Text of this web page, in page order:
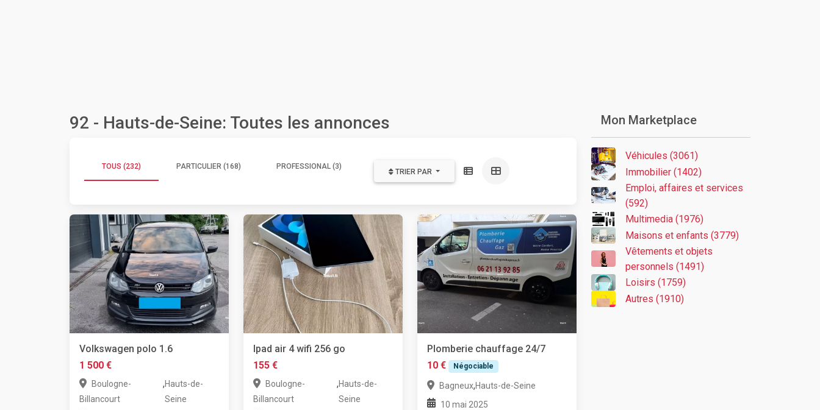
92 - Hauts-de-Seine: Toutes les annonces
TOUS (232) PARTICULIER (168) PROFESSIONAL (3)
TRIER PAR
Volkswagen polo 1.6
1 500 €
Boulogne-
Billancourt
,Hauts-de-
Seine
Ipad air 4 wifi 256 go
155 €
Boulogne-
Billancourt
,Hauts-de-
Seine
Plomberie chauffage 24/7
10 €
Négociable
Bagneux,Hauts-de-Seine
10 mai 2025
Mon Marketplace
Véhicules (3061)
Immobilier (1402)
Emploi, affaires et services
(592)
Multimedia (1976)
Maisons et enfants (3779)
Vêtements et objets
personnels (1491)
Loisirs (1759)
Autres (1910)